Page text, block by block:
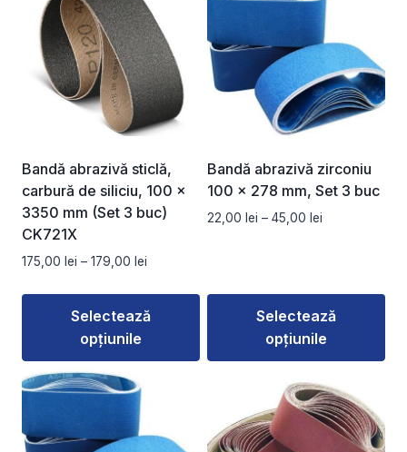
Bandă abrazivă sticlă,
carbură de siliciu, 100 x
3350 mm (Set 3 buc)
CK721X
175,00 lei – 179,00 lei
prețuri:
175,00 lei
Selectează
opțiunile
Acest
produs
mai
Bandă abrazivă zirconiu
100 x 278 mm, Set 3 buc
22,00 lei – 45,00 lei
până
la
Selectează
opțiunile
mai